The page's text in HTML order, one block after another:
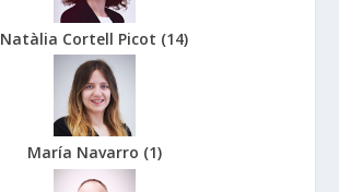
Natàlia Cortell Picot (14)
María Navarro (1)